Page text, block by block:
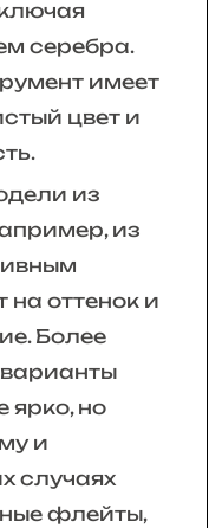
серебра.
имеет
цвет и
из
из
на оттенок и
Более
ярко, но
и
случаях
флейты,